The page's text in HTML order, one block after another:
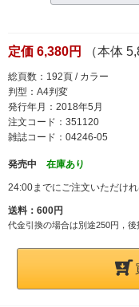
定価 6,380円 （本体
総頁数：192頁 / カラー
判型：A4判変
発行年月：2018年5月
注文コード：351120
雑誌コード：04246-05
発売中 在庫あり
24:00までにご注文いただけ
送料：600円
代金引換の場合は別途250円，